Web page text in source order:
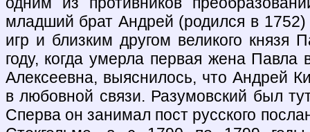
младший брат Андрей (родился в
игр и близким другом великого князя
году, когда умерла первая жена Павла
Алексеевна, выяснилось, что Андрей
в любовной связи. Разумовский был
Сперва он занимал пост русского